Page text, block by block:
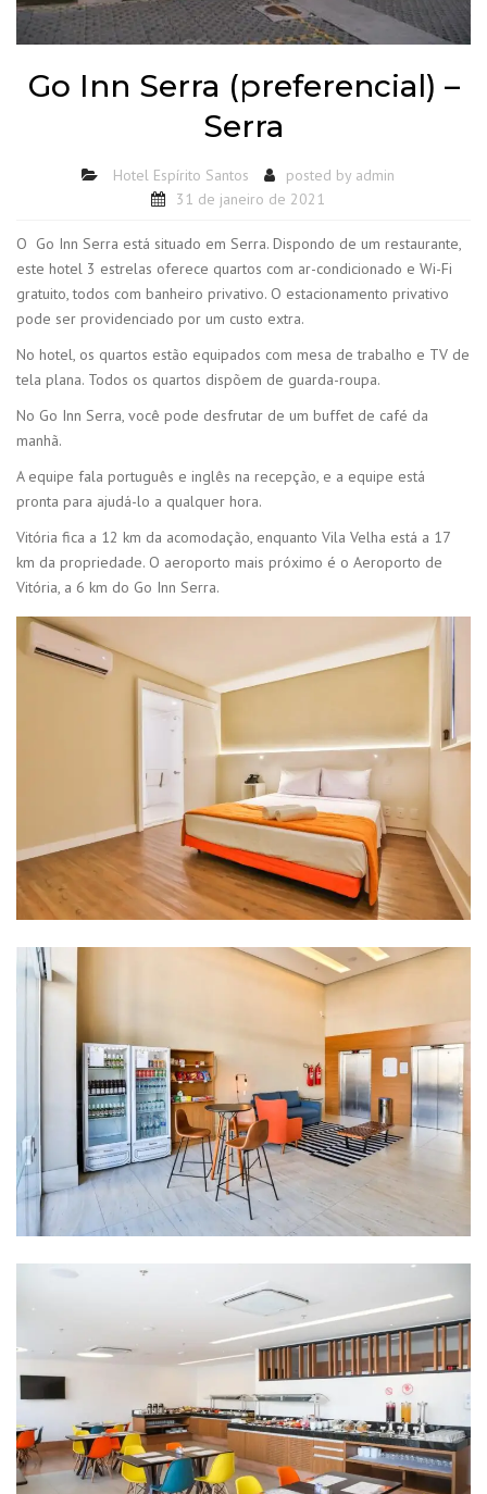
Go Inn Serra (preferencial) –
Serra
Hotel Espírito Santos posted by admin
31 de janeiro de 2021
O Go Inn Serra está situado em Serra. Dispondo de um restaurante,
este hotel 3 estrelas oferece quartos com ar-condicionado e Wi-Fi
gratuito, todos com banheiro privativo. O estacionamento privativo
pode ser providenciado por um custo extra.
No hotel, os quartos estão equipados com mesa de trabalho e TV de
tela plana. Todos os quartos dispõem de guarda-roupa.
No Go Inn Serra, você pode desfrutar de um buffet de café da
manhã.
A equipe fala português e inglês na recepção, e a equipe está
pronta para ajudá-lo a qualquer hora.
Vitória fica a 12 km da acomodação, enquanto Vila Velha está a 17
km da propriedade. O aeroporto mais próximo é o Aeroporto de
Vitória, a 6 km do Go Inn Serra.